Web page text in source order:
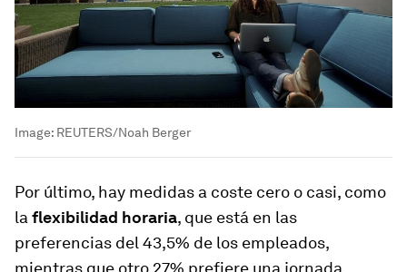
Image: REUTERS/Noah Berger
Por último, hay medidas a coste cero o casi, como
la flexibilidad horaria, que está en las
preferencias del 43,5% de los empleados,
mientras que otro 27% prefiere una jornada